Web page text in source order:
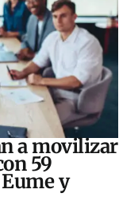
a movilizar
59
y